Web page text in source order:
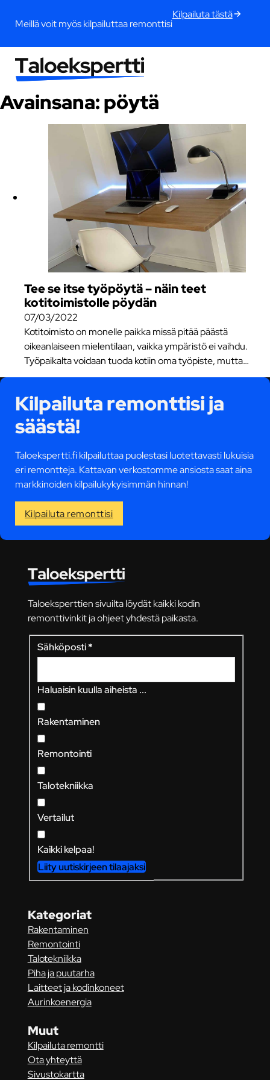
Meillä voit myös kilpailuttaa remonttisi
Kilpailuta tästä
Avainsana:pöytä
Tee se itse työpöytä – näin teet
kotitoimistolle pöydän
07/03/2022
Kotitoimisto on monelle paikka missä pitää päästä
oikeanlaiseen mielentilaan, vaikka ympäristö ei vaihdu.
Työpaikalta voidaan tuoda kotiin oma työpiste, mutta…
Kilpailuta remonttisi ja
säästä!
Taloekspertti.fi kilpailuttaa puolestasi luotettavasti lukuisia
eri remontteja. Kattavan verkostomme ansiosta saat aina
markkinoiden kilpailukykyisimmän hinnan!
Kilpailuta remonttisi
Taloeksperttien sivuilta löydät kaikki kodin
remonttivinkit ja ohjeet yhdestä paikasta.
Sähköposti*
Haluaisin kuulla aiheista ...
Rakentaminen
Remontointi
Talotekniikka
Vertailut
Kaikki kelpaa!
Liity uutiskirjeen tilaajaksi
Kategoriat
Rakentaminen
Remontointi
Talotekniikka
Piha ja puutarha
Laitteet ja kodinkoneet
Aurinkoenergia
Muut
Kilpailuta remontti
Ota yhteyttä
Sivustokartta